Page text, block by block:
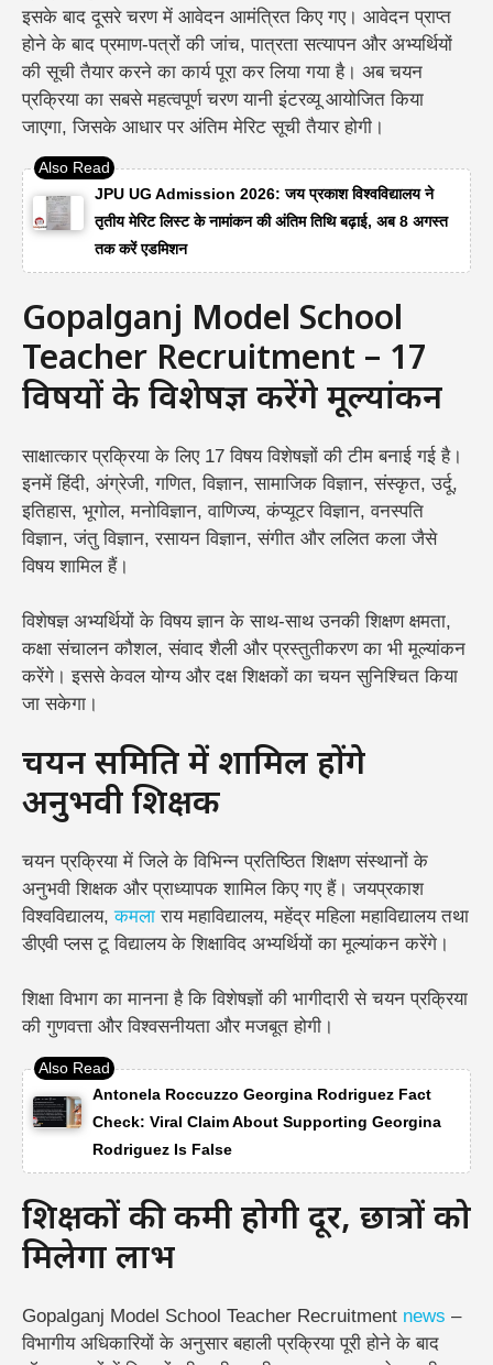
इसके बाद दूसरे चरण में आवेदन आमंत्रित किए गए। आवेदन प्राप्त
होने के बाद प्रमाण-पत्रों की जांच, पात्रता सत्यापन और अभ्यर्थियों
की सूची तैयार करने का कार्य पूरा कर लिया गया है। अब चयन
प्रक्रिया का सबसे महत्वपूर्ण चरण यानी इंटरव्यू आयोजित किया
जाएगा, जिसके आधार पर अंतिम मेरिट सूची तैयार होगी।
JPU UG Admission 2026: जय प्रकाश विश्वविद्यालय ने
तृतीय मेरिट लिस्ट के नामांकन की अंतिम तिथि बढ़ाई, अब 8 अगस्त
तक करें एडमिशन
Gopalganj Model School
Teacher Recruitment – 17
विषयों के विशेषज्ञ करेंगे मूल्यांकन
साक्षात्कार प्रक्रिया के लिए 17 विषय विशेषज्ञों की टीम बनाई गई है।
इनमें हिंदी, अंग्रेजी, गणित, विज्ञान, सामाजिक विज्ञान, संस्कृत, उर्दू,
इतिहास, भूगोल, मनोविज्ञान, वाणिज्य, कंप्यूटर विज्ञान, वनस्पति
विज्ञान, जंतु विज्ञान, रसायन विज्ञान, संगीत और ललित कला जैसे
विषय शामिल हैं।
विशेषज्ञ अभ्यर्थियों के विषय ज्ञान के साथ-साथ उनकी शिक्षण क्षमता,
कक्षा संचालन कौशल, संवाद शैली और प्रस्तुतीकरण का भी मूल्यांकन
करेंगे। इससे केवल योग्य और दक्ष शिक्षकों का चयन सुनिश्चित किया
जा सकेगा।
चयन समिति में शामिल होंगे
अनुभवी शिक्षक
चयन प्रक्रिया में जिले के विभिन्न प्रतिष्ठित शिक्षण संस्थानों के
अनुभवी शिक्षक और प्राध्यापक शामिल किए गए हैं। जयप्रकाश
विश्वविद्यालय,कमला राय महाविद्यालय, महेंद्र महिला महाविद्यालय तथा
डीएवी प्लस टू विद्यालय के शिक्षाविद अभ्यर्थियों का मूल्यांकन करेंगे।
शिक्षा विभाग का मानना है कि विशेषज्ञों की भागीदारी से चयन प्रक्रिया
की गुणवत्ता और विश्वसनीयता और मजबूत होगी।
Antonela Roccuzzo Georgina Rodriguez Fact
Check: Viral Claim About Supporting Georgina
Rodriguez Is False
शिक्षकों की कमी होगी दूर, छात्रों को
मिलेगा लाभ
Gopalganj Model School Teacher Recruitment news –
विभागीय अधिकारियों के अनुसार बहाली प्रक्रिया पूरी होने के बाद